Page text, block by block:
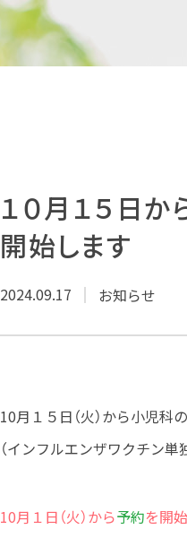
１０月１５日
開始します
2024.09.17 お知らせ
10月１５日（火）から小児
（インフルエンザワクチン単
10月１日（火）から予約を開